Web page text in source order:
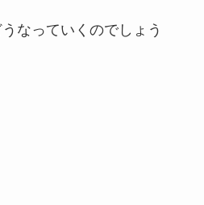
なっていくのでしょう